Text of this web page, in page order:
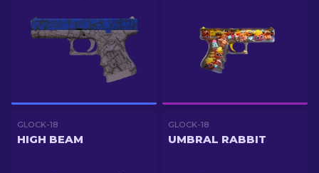
GLOCK-18
HIGH BEAM
GLOCK-18
UMBRAL RABBIT